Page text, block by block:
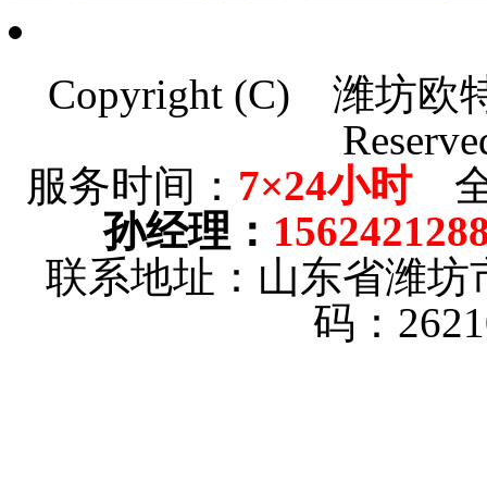
Copyright (C) 潍坊欧
服务时间： 7×24小时全
孙经理 ：
联系地址：山东省潍
码：